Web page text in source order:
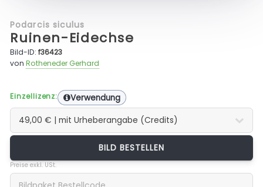
Podarcis siculus
Ruinen-Eidechse
Bild-ID:f36423
vonRotheneder Gerhard
Einzellizenz: Verwendung
BILD BESTELLEN
Preise exkl. USt.